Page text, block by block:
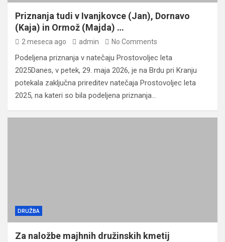
Priznanja tudi v Ivanjkovce (Jan), Dornavo
(Kaja) in Ormož (Majda) …
2 meseca ago admin No Comments
Podeljena priznanja v natečaju Prostovoljec leta
2025Danes, v petek, 29. maja 2026, je na Brdu pri Kranju
potekala zaključna prireditev natečaja Prostovoljec leta
2025, na kateri so bila podeljena priznanja…
DRUŽBA
Za naložbe majhnih družinskih kmetij